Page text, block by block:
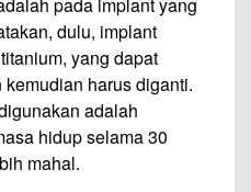
dulu, implant
yang dapat
harus diganti.
adalah
hidup selama 30
mahal.